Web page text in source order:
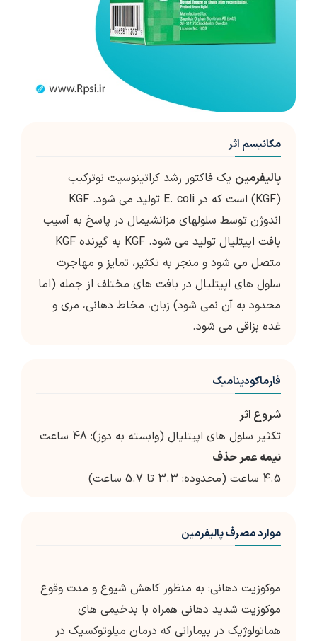
مکانیسم اثر
پالیفرمین یک فاکتور رشد کراتینوسیت نوترکیب
(KGF) است که در E. coli تولید می شود. KGF
اندوژن توسط سلولهای مزانشیمال در پاسخ به آسیب
بافت اپیتلیال تولید می شود. KGF به گیرنده KGF
متصل می شود و منجر به تکثیر، تمایز و مهاجرت
سلول های اپیتلیال در بافت های مختلف از جمله (اما
محدود به آن نمی شود) زبان، مخاط دهانی، مری و
غده بزاقی می شود.
فارماکودینامیک
شروع اثر
تکثیر سلول های اپیتلیال (وابسته به دوز): 48 ساعت
نیمه عمر حذف
4.5 ساعت (محدوده: 3.3 تا 5.7 ساعت)
موارد مصرف پالیفرمین
موکوزیت دهانی: به منظور کاهش شیوع و مدت وقوع
موکوزیت شدید دهانی همراه با بدخیمی های
هماتولوژیک در بیمارانی که درمان میلوتوکسیک در